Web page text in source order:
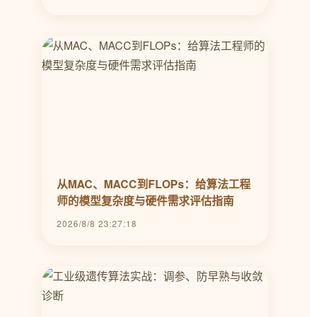
从MAC、MACC到FLOPs：给算法工程
师的模型复杂度与硬件需求评估指南
2026/8/8 23:27:18